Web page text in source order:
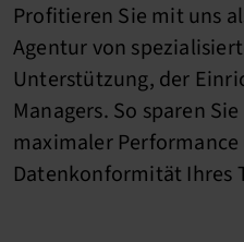
Profitieren Sie mit uns
Agentur von
Unterstützung, der
Managers. So sparen
maximaler
Datenkonformität Ihres